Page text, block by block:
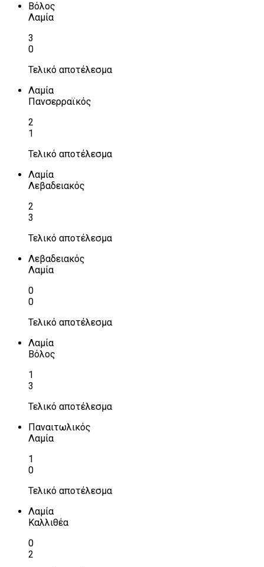
Βόλος
Λαμία
3
0
Τελικό αποτέλεσμα
Λαμία
Πανσερραϊκός
2
1
Τελικό αποτέλεσμα
Λαμία
Λεβαδειακός
2
3
Τελικό αποτέλεσμα
Λεβαδειακός
Λαμία
0
0
Τελικό αποτέλεσμα
Λαμία
Βόλος
1
3
Τελικό αποτέλεσμα
Παναιτωλικός
Λαμία
1
0
Τελικό αποτέλεσμα
Λαμία
Καλλιθέα
0
2